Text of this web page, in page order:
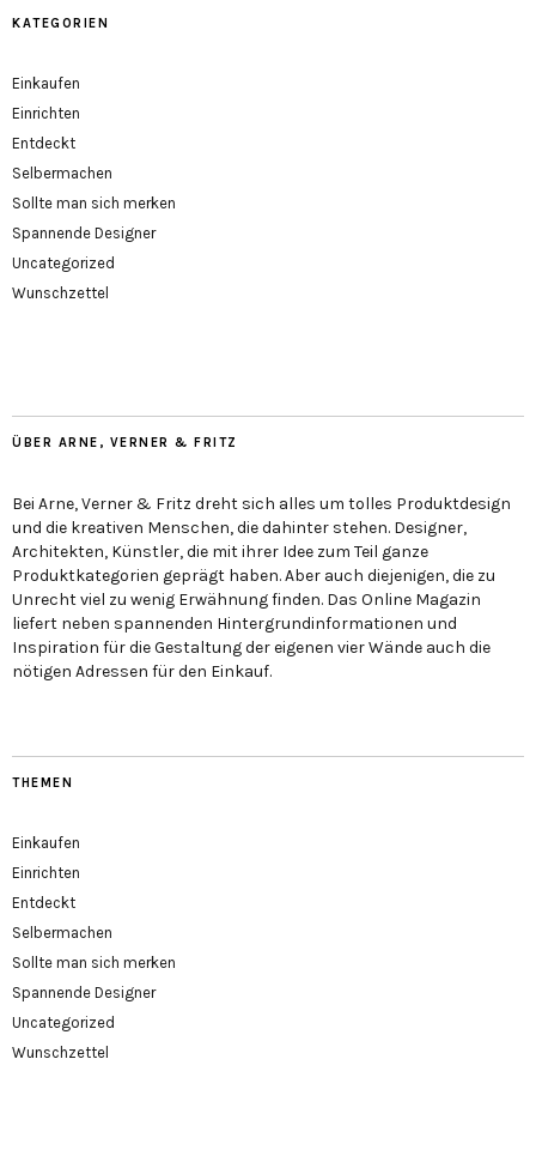
KATEGORIEN
Einkaufen
Einrichten
Entdeckt
Selbermachen
Sollte man sich merken
Spannende Designer
Uncategorized
Wunschzettel
ÜBER ARNE, VERNER & FRITZ
Bei Arne, Verner & Fritz dreht sich alles um tolles Produktdesign
und die kreativen Menschen, die dahinter stehen. Designer,
Architekten, Künstler, die mit ihrer Idee zum Teil ganze
Produktkategorien geprägt haben. Aber auch diejenigen, die zu
Unrecht viel zu wenig Erwähnung finden. Das Online Magazin
liefert neben spannenden Hintergrundinformationen und
Inspiration für die Gestaltung der eigenen vier Wände auch die
nötigen Adressen für den Einkauf.
THEMEN
Einkaufen
Einrichten
Entdeckt
Selbermachen
Sollte man sich merken
Spannende Designer
Uncategorized
Wunschzettel